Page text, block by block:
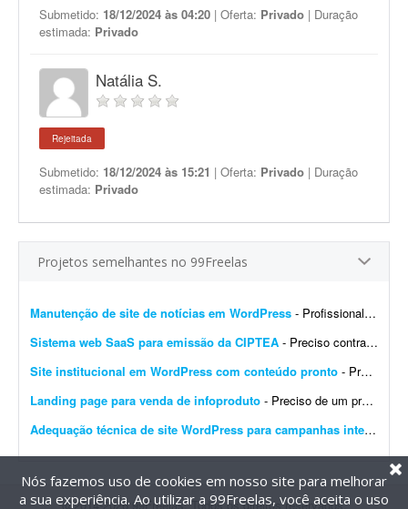
Submetido: 18/12/2024 às 04:20 | Oferta: Privado | Duração
estimada: Privado
Natália S.
Rejeitada
Submetido: 18/12/2024 às 15:21 | Oferta: Privado | Duração
estimada: Privado
Projetos semelhantes no 99Freelas
Manutenção de site de notícias em WordPress - Profissional para realizar manutenção, configuração de automações, melhoria visual e atualização de site de notícias em WordPress. At...
Sistema web SaaS para emissão da CIPTEA - Preciso contratar um desenvolvedor ou equipe para criar um sistema web (SaaS multi-tenant) voltado para a emissão digital da CIPTEA (Carteira de Identificação da Pessoa com Tra...
Site institucional em WordPress com conteúdo pronto - Preciso de um desenvolvedor WordPress para criar um site institucional simples, de aproximadamente 5 páginas (Home). - O projeto é cultural (Cuidadores da Memória - Encontro R...
Landing page para venda de infoproduto - Preciso de um profissional que crie uma landing page com foco em conversão para um infoproduto. A página deve ter conteúdo e layout focados em vendas, com elementos que incent...
Adequação técnica de site WordPress para campanhas internacionais
@2014-2026 99Freelas. Todos os direitos reservados.
Nós fazemos uso de cookies em nosso site para melhorar
a sua experiência. Ao utilizar a 99Freelas, você aceita o uso